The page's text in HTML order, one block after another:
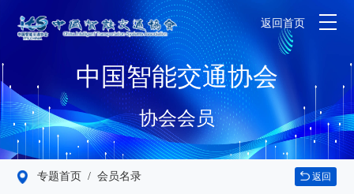
返回首页
中国智能交通协会
协会会员
专题首页 / 会员名录 返回